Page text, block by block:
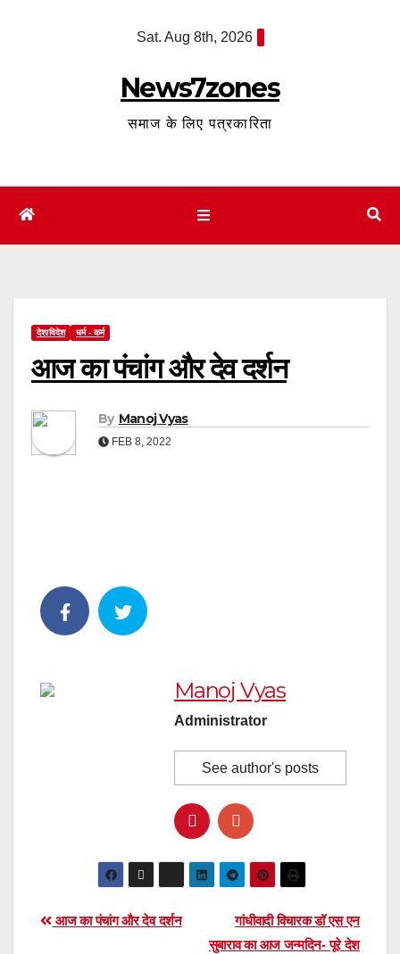
Sat. Aug 8th, 2026
News7zones
समाज के लिए पत्रकारिता
देश/विदेश धर्म - कर्म
आज का पंचांग और देव दर्शन
By Manoj Vyas
FEB 8, 2022
Manoj Vyas
Administrator
See author's posts
Post
गांधीवादी विचारक डॉ एस एन
सुबाराव का आज जन्मदिन- पूरे देश
आज का पंचांग और देव दर्शन